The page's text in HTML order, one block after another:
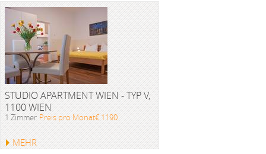
STUDIO APARTMENT WIEN - TYP V,
1100 WIEN
1 Zimmer Preis pro Monat€ 1190
MEHR